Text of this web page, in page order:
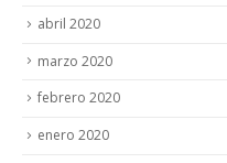
abril 2020
marzo 2020
febrero 2020
enero 2020